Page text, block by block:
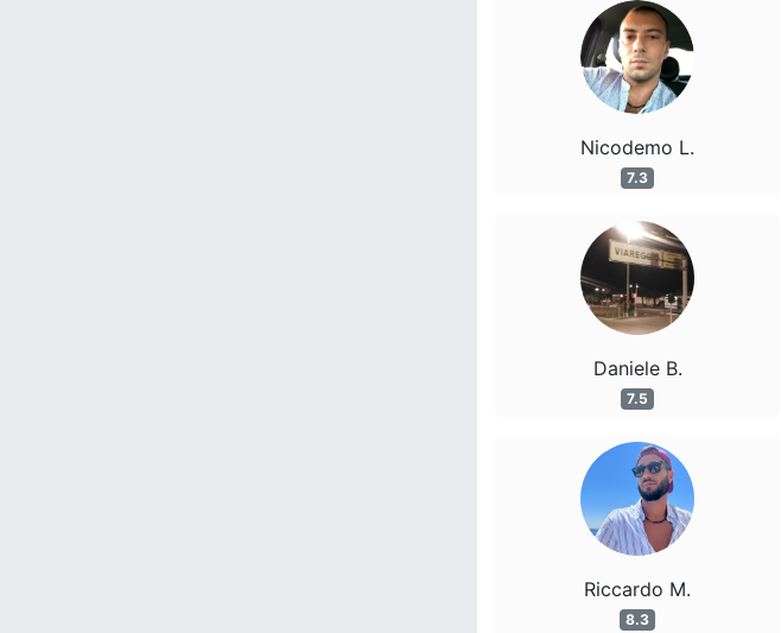
Nicodemo L.
7.3
Daniele B.
7.5
Riccardo M.
8.3